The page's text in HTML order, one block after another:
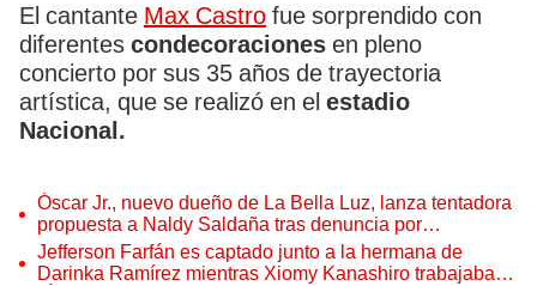
El cantante Max Castro fue sorprendido con
diferentes condecoraciones en pleno
concierto por sus 35 años de trayectoria
artística, que se realizó en el estadio
Nacional.
Óscar Jr., nuevo dueño de La Bella Luz, lanza tentadora
propuesta a Naldy Saldaña tras denuncia por
tocamientos
Jefferson Farfán es captado junto a la hermana de
Darinka Ramírez mientras Xiomy Kanashiro trabajaba: